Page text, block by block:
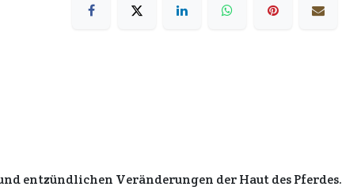
entzündlichen Veränderungen der Haut des Pferdes.